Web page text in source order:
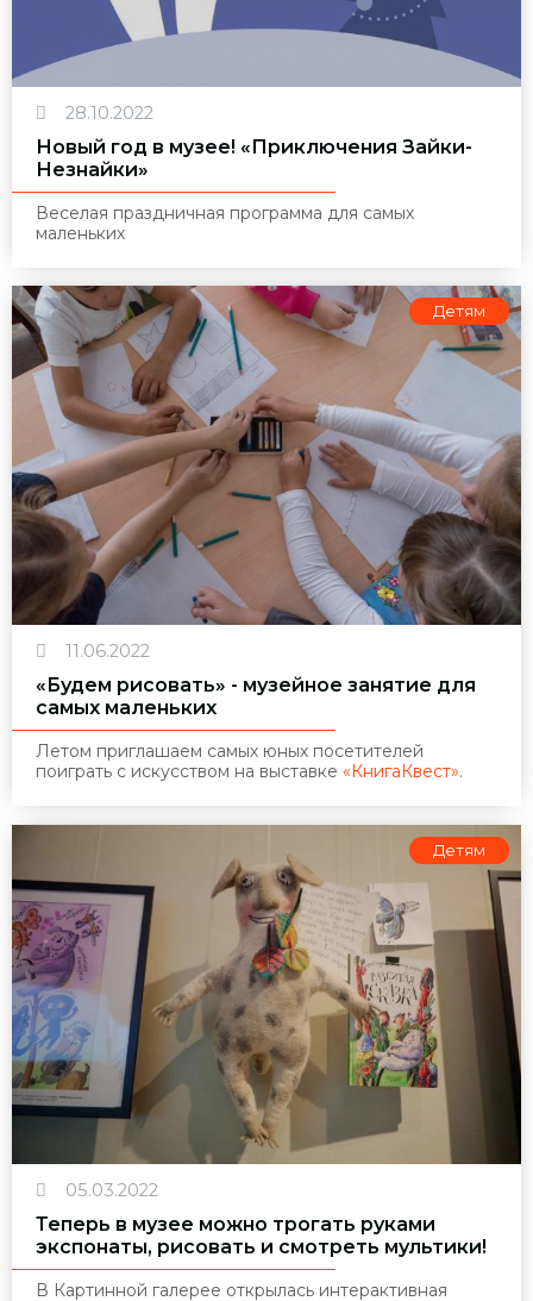
28.10.2022
Новый год в музее! «Приключения Зайки-
Незнайки»
Веселая праздничная программа для самых
маленьких
Детям
11.06.2022
«Будем рисовать» - музейное занятие для
самых маленьких
Летом приглашаем самых юных посетителей
поиграть с искусством на выставке «КнигаКвест».
Детям
05.03.2022
Теперь в музее можно трогать руками
экспонаты, рисовать и смотреть мультики!
В Картинной галерее открылась интерактивная